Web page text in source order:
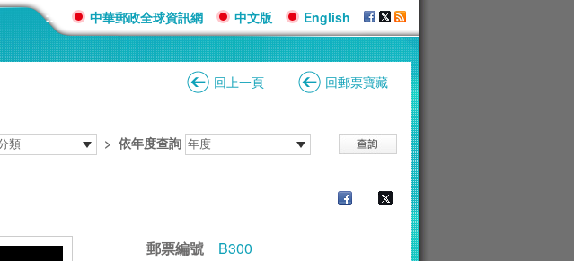
::: 中華郵政全球資訊網 中文版 English
回上一頁 回郵票寶藏
> 依年度查詢
郵票編號
B300